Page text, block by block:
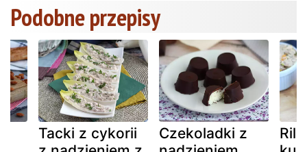
Podobne przepisy
Tacki z cykorii
Czekoladki z